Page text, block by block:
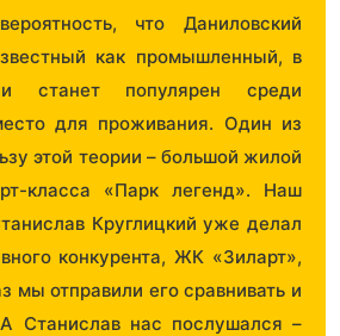
что Даниловский
как промышленный, в
станет популярен среди
для проживания. Один из
этой теории – большой жилой
класса «Парк легенд». Наш
Круглицкий уже делал
конкурента, ЖК «Зиларт»,
мы отправили его сравнивать и
Станислав нас послушался –